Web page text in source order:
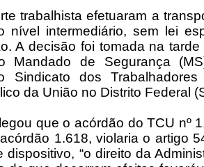
trabalhista efetuaram a
nível intermediário, sem lei
A decisão foi tomada na
Mandado de Segurança
Sindicato dos
da União no Distrito Federal
que o acórdão do TCU nº
1.618, violaria o artigo
dispositivo, “o direito da